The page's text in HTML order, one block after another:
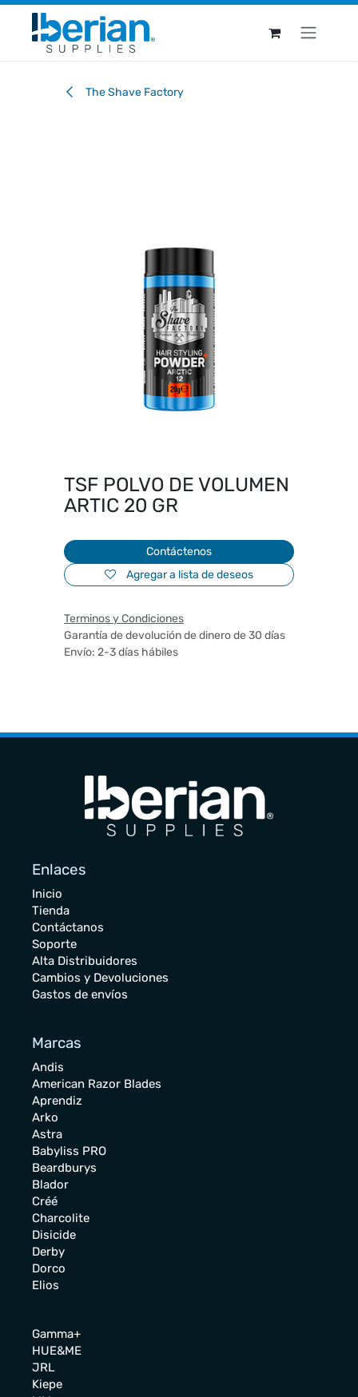
Ir al contenido
The Shave Factory
TSF POLVO DE VOLUMEN
ARTIC 20 GR
Contáctenos
Agregar a lista de deseos
Terminos y Condiciones
Garantía de devolución de dinero de 30 días
Envío: 2-3 días hábiles
Enlaces
Inicio
Tienda
Contáctanos
Soporte
Alta Distribuidores
Cambios y Devoluciones
Gastos de envíos
Marcas
Andis
American Razor Blades
Aprendiz
Arko
Astra
Babyliss PRO
Beardburys
Blador
Créé
Charcolite
Disicide
Derby
Dorco
Elios
Gamma+
HUE&ME
JRL
Kiepe